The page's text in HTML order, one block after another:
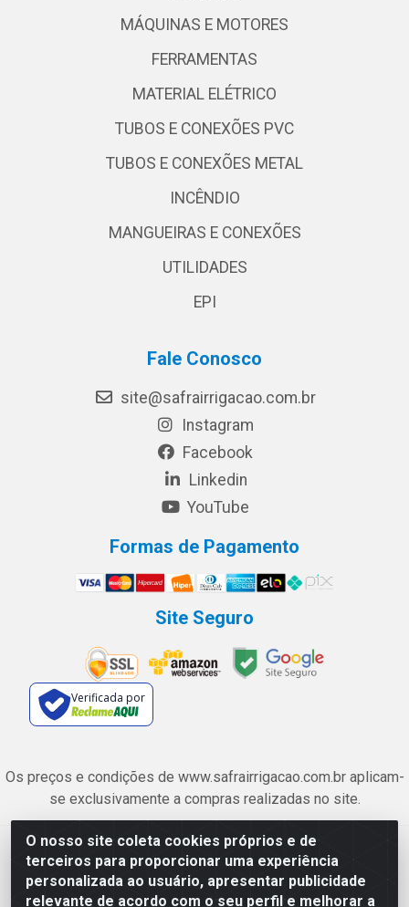
O nosso site coleta cookies próprios e de
terceiros para proporcionar uma experiência
personalizada ao usuário, apresentar publicidade
relevante de acordo com o seu perfil e melhorar a
MÁQUINAS E MOTORES
FERRAMENTAS
MATERIAL ELÉTRICO
TUBOS E CONEXÕES PVC
TUBOS E CONEXÕES METAL
INCÊNDIO
MANGUEIRAS E CONEXÕES
UTILIDADES
EPI
Fale Conosco
site@safrairrigacao.com.br
Instagram
Facebook
Linkedin
YouTube
Formas de Pagamento
Site Seguro
Verificada por
Os preços e condições de www.safrairrigacao.com.br aplicam-
se exclusivamente a compras realizadas no site.
Safra Agrícola e Pecuária LTDA - Avenida Castelo Branco, 5330 -
Esplanada dos Anicuns, Goiânia/GO - CEP 74.433-205 - CNPJ
06.315.490/0001-00